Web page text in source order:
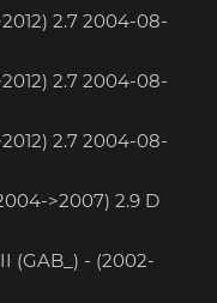
2.7 2004-08-
2.7 2004-08-
2.7 2004-08-
>2007) 2.9 D
(GAB_) - (2002-